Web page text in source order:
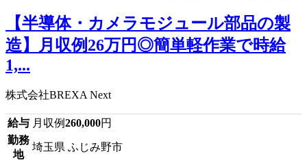
【半導体・カメラモジュール部品の製
造】月収例26万円◎簡単軽作業で時給
1,...
株式会社BREXA Next
給与 月収例260,000円
勤務
地
埼玉県 ふじみ野市